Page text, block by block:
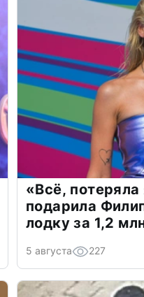
«Всё,
подарила
лодку за 1,2
5 августа 227